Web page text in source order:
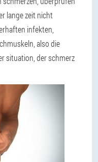
lange zeit nicht
infekten,
also die
situation, der schmerz